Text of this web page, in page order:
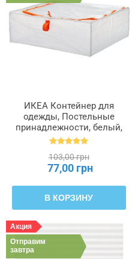
ИКЕА Контейнер для
одежды, Постельные
принадлежности, белый,
55 x 49 x 19 см PÄRKLA
103,00 грн
77,00 грн
В КОРЗИНУ
Акция
Отправим
завтра